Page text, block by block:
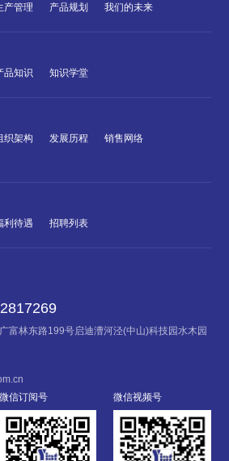
产管理 产品规划 我们的未来
品知识 知识学堂
织架构 发展历程
销售网络
利待遇 招聘列表
富林东路199号启迪漕河泾(中山)科技园水木园
微信订阅号 微信视频号